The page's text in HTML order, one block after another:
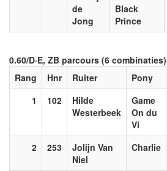
de
Jong
Black
Prince
0.60/D·E, ZB parcours (6 combinaties)
Rang
Hnr Ruiter Pony
1
102
Hilde
Westerbeek
Game
On du
Vi
2 253
Jolijn Van
Niel
Charlie